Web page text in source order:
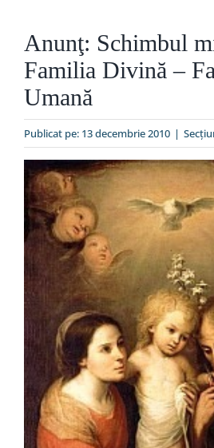
Organizare
Liturgic
Special
Anunţ: Schimbul
Familia Divină –
Umană
Publicat pe: 13 decembrie 2010 |